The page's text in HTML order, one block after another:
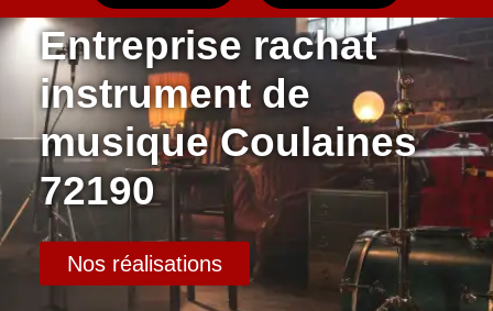
Entreprise rachat
instrument de
musique Coulaines
72190
Nos réalisations